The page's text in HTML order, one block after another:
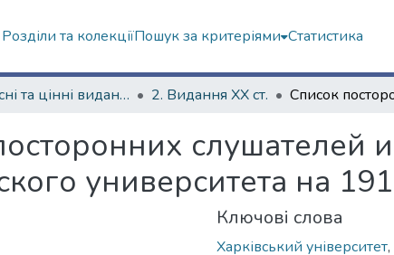
Розділи та колекціїПошук за критеріями Статистика
9. Рідкісні та цінні видання 2. Видання ХХ ст.
слушателей
университета на
Ключові слова
Харківський університет,